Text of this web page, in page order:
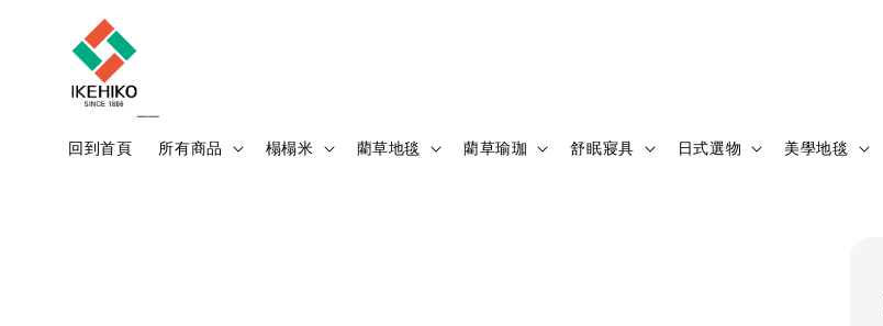
回到首頁 所有商品 榻榻米 藺草地毯 藺草瑜珈 舒眠寢具 日式選物 美學地毯